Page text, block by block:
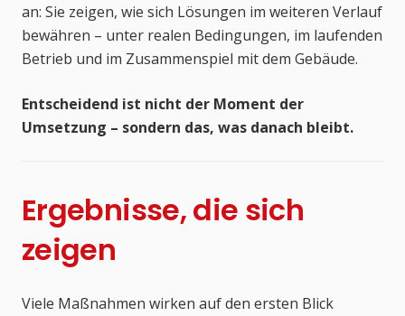
an: Sie zeigen, wie sich Lösungen im weiteren Verlauf
bewähren – unter realen Bedingungen, im laufenden
Betrieb und im Zusammenspiel mit dem Gebäude.
Entscheidend ist nicht der Moment der
Umsetzung – sondern das, was danach bleibt.
Ergebnisse, die sich
zeigen
Viele Maßnahmen wirken auf den ersten Blick